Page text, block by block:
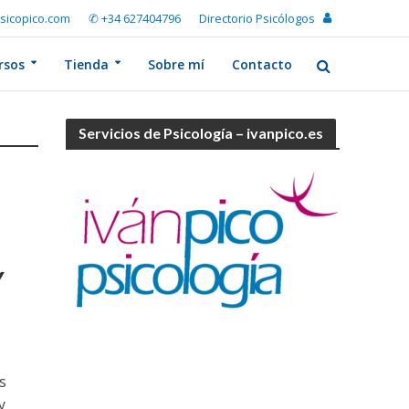
✆ +34 627404796 Directorio Psicólogos
Tienda Sobre mí Contacto
Servicios de Psicología – ivanpico.es